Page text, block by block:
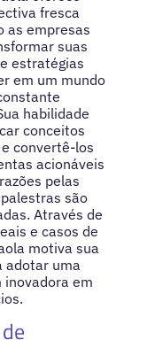
fresca
as empresas
suas
estratégias
em um mundo
habilidade
conceitos
convertê-los
acionáveis
pelas
são
Através de
e casos de
motiva sua
adotar uma
inovadora em